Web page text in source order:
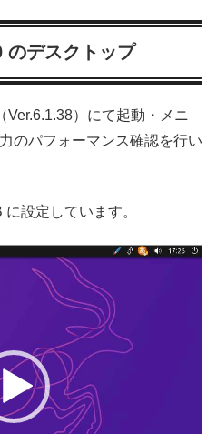
デスクトップ
Ver.6.1.38）にて起動・メニ
のパフォーマンス確認を行い
設定しています。